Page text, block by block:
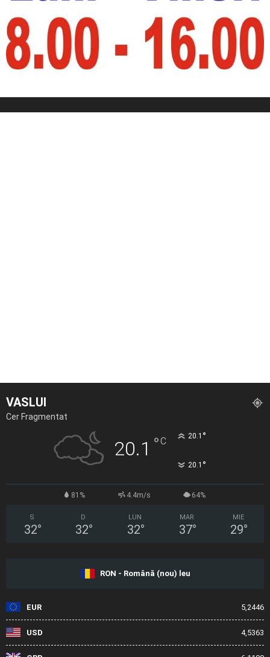
VASLUI
Cer Fragmentat
20.1 °C 20.1 °
20.1 °
81% 4.4m/s 64%
S
32°
D
32°
LUN
32°
MAR
37°
MIE
29°
RON - Română (nou) leu
EUR 5,2446
USD 4,5363